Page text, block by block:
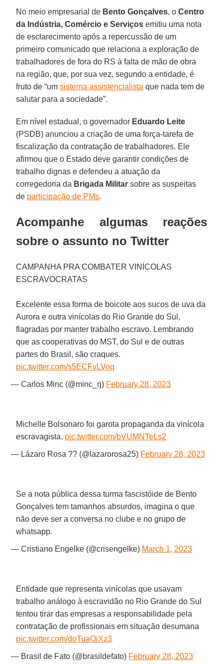
No meio empresarial de Bento Gonçalves, oCentro
da Indústria, Comércio e Serviços emitiu uma nota
de esclarecimento após a repercussão de um
primeiro comunicado que relaciona a exploração de
trabalhadores de fora do RS à falta de mão de obra
na região, que, por sua vez, segundo a entidade, é
fruto de “umsistema assistencialista que nada tem de
salutar para a sociedade”.
Em nível estadual, o governador Eduardo Leite
(PSDB) anunciou a criação de uma força-tarefa de
fiscalização da contratação de trabalhadores. Ele
afirmou que o Estado deve garantir condições de
trabalho dignas e defendeu a atuação da
corregedoria da Brigada Militar sobre as suspeitas
de participação de PMs.
Acompanhe algumas reações
sobre o assunto no Twitter
CAMPANHA PRA COMBATER VINÍCOLAS
ESCRAVOCRATAS
Excelente essa forma de boicote aos sucos de uva da
Aurora e outra vinícolas do Rio Grande do Sul,
flagradas por manter trabalho escravo. Lembrando
que as cooperativas do MST, do Sul e de outras
partes do Brasil, são craques.
pic.twitter.com/s5ECFvLVoq
— Carlos Minc (@minc_rj) February 28, 2023
Michelle Bolsonaro foi garota propaganda da vinícola
escravagista. pic.twitter.com/bVUMNTeLs2
— Lázaro Rosa ?? (@lazarorosa25) February 28, 2023
Se a nota pública dessa turma fascistóide de Bento
Gonçalves tem tamanhos absurdos, imagina o que
não deve ser a conversa no clube e no grupo de
whatsapp.
— Cristiano Engelke (@crisengelke) March 1, 2023
Entidade que representa vinícolas que usavam
trabalho análogo à escravidão no Rio Grande do Sul
tentou tirar das empresas a responsabilidade pela
contratação de profissionais em situação desumana
pic.twitter.com/doTuaOiXz3
— Brasil de Fato (@brasildefato) February 28, 2023